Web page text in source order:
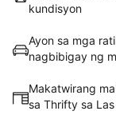
kundisyon
Ayon sa mga
nagbibigay ng
Makatwirang
sa Thrifty sa